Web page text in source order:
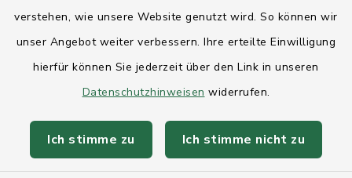
verstehen, wie unsere Website genutzt wird. So können wir
unser Angebot weiter verbessern. Ihre erteilte Einwilligung
hierfür können Sie jederzeit über den Link in unseren
Datenschutzhinweisen widerrufen.
Ich stimme zu Ich stimme nicht zu
AktivRegion Mittelholstein
Kontakt